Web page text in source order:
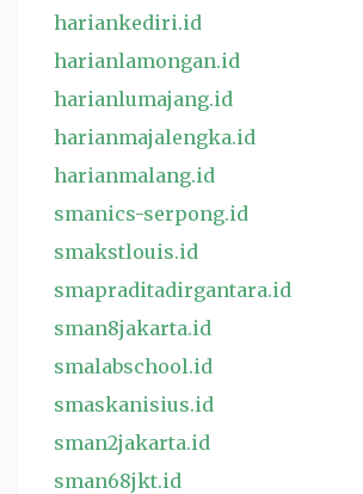
hariankediri.id
harianlamongan.id
harianlumajang.id
harianmajalengka.id
harianmalang.id
smanics-serpong.id
smakstlouis.id
smapraditadirgantara.id
sman8jakarta.id
smalabschool.id
smaskanisius.id
sman2jakarta.id
sman68jkt.id